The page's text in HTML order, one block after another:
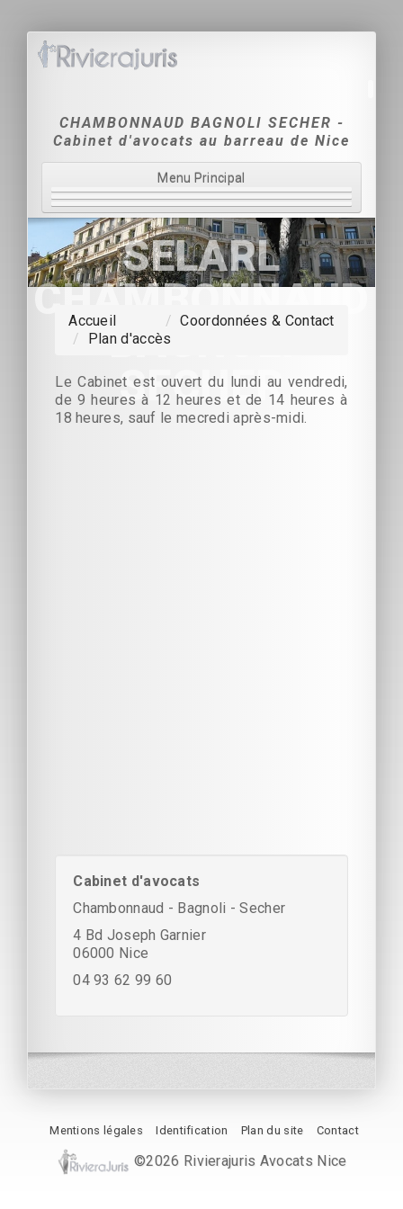
CHAMBONNAUD BAGNOLI SECHER -
Cabinet d'avocats au barreau de Nice
Menu Principal
Accueil
Le Cabinet
Tarification
Coordonnées & Contact
SELARL
CHAMBONNAUD
- BAGNOLI -
SECHER
Accueil / Coordonnées & Contact
/
Plan d'accès
Le Cabinet est ouvert du lundi au vendredi,
de 9 heures à 12 heures et de 14 heures à
18 heures, sauf le mecredi après-midi.
Cabinet d'avocats
Chambonnaud - Bagnoli - Secher
4 Bd Joseph Garnier
06000 Nice
04 93 62 99 60
Mentions légales Identification Plan du site Contact
©2026 Rivierajuris Avocats Nice